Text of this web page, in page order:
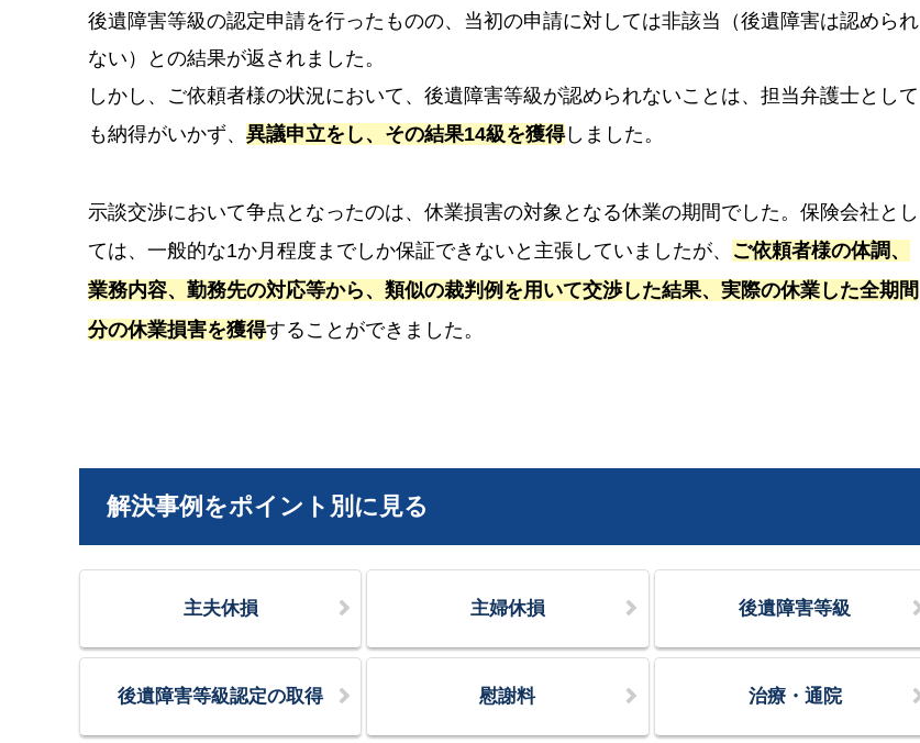
後遺障害等級の認定申請を行ったものの、当初の申請に対しては非該当（後遺障害は認められ
ない）との結果が返されました。
しかし、ご依頼者様の状況において、後遺障害等級が認められないことは、担当弁護士として
も納得がいかず、 異議申立をし、その結果14級を獲得しました。
示談交渉において争点となったのは、休業損害の対象となる休業の期間でした。保険会社とし
ては、一般的な1か月程度までしか保証できないと主張していましたが、
ご依頼者様の体調、
業務内容、勤務先の対応等から、類似の裁判例を用いて交渉した結果、実際の休業した全期間
分の休業損害を獲得することができました。
解決事例をポイント別に見る
主夫休損 主婦休損 後遺障害等級
後遺障害等級認定の取得 慰謝料 治療・通院